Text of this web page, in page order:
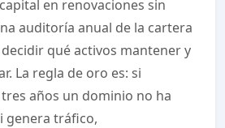
en renovaciones sin
auditoría anual de la cartera
qué activos mantener y
La regla de oro es: si
años un dominio no ha
genera tráfico,